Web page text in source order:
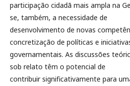
participação cidadã mais ampla na
se, também, a necessidade de
desenvolvimento de novas
concretização de políticas e
governamentais. As discussões
sob relato têm o potencial de
contribuir significativamente para